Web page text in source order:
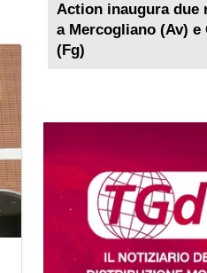
Action inaugura due
a Mercogliano (Av) e
(Fg)